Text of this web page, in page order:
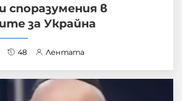
споразумения в
за Украйна
48 Лентата